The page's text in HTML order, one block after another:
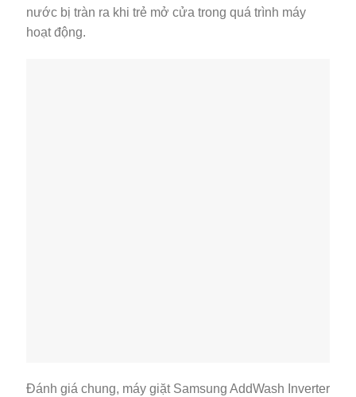
nước bị tràn ra khi trẻ mở cửa trong quá trình máy
hoạt động.
Đánh giá chung, máy giặt Samsung AddWash Inverter